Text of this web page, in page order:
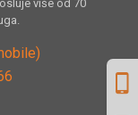
više od 70